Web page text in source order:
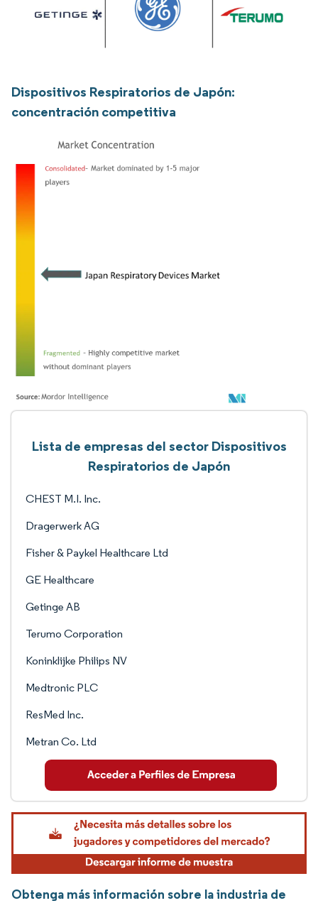
Dispositivos Respiratorios de Japón:
concentración competitiva
Lista de empresas del sector Dispositivos
Respiratorios de Japón
CHEST M.I. Inc.
Dragerwerk AG
Fisher & Paykel Healthcare Ltd
GE Healthcare
Getinge AB
Terumo Corporation
Koninklijke Philips NV
Medtronic PLC
ResMed Inc.
Metran Co. Ltd
Obtenga más información sobre la industria de